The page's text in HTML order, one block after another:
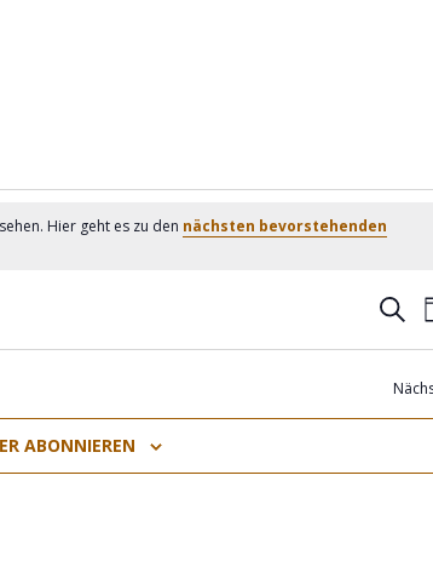
Hier geht es zu den nächsten bevorstehenden
und
ABONNIEREN